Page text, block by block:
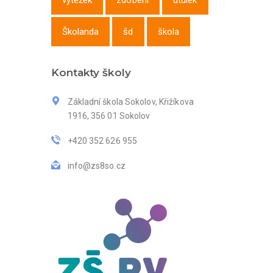
Školanda šd škola
Kontakty školy
Základní škola Sokolov, Křižíkova
1916, 356 01 Sokolov
+420 352 626 955
info@zs8so.cz